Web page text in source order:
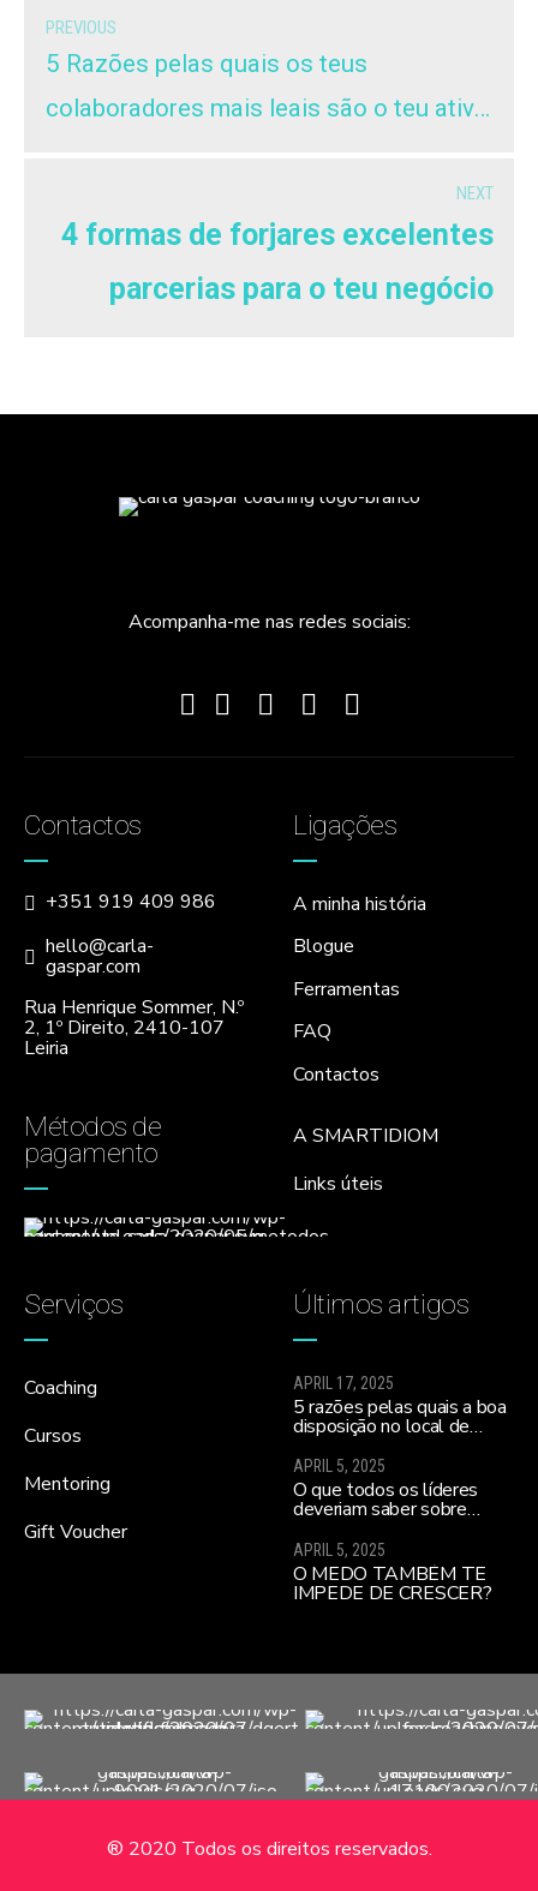
PREVIOUS
5 Razões pelas quais os teus
colaboradores mais leais são o teu ativo
NEXT
4 formas de forjares excelentes
parcerias para o teu negócio
Acompanha-me nas redes sociais:
Contactos
+351 919 409 986
hello@carla-
gaspar.com
Rua Henrique Sommer, N.º
2, 1º Direito, 2410-107
Leiria
Métodos de
pagamento
Ligações
A minha história
Blogue
Ferramentas
FAQ
Contactos
A SMARTIDIOM
Links úteis
Serviços
Coaching
Cursos
Mentoring
Gift Voucher
Últimos artigos
APRIL 17, 2025
5 razões pelas quais a boa
disposição no local de
trabalho ajuda a melhorar a
moral da equipa e a
realizares todos os teus
sonhos…
APRIL 5, 2025
O que todos os líderes
deveriam saber sobre
alto desempenho
(sobretudo se lideram uma
nova equipa)
APRIL 5, 2025
O MEDO TAMBÉM TE
IMPEDE DE CRESCER?
® 2020 Todos os direitos reservados.